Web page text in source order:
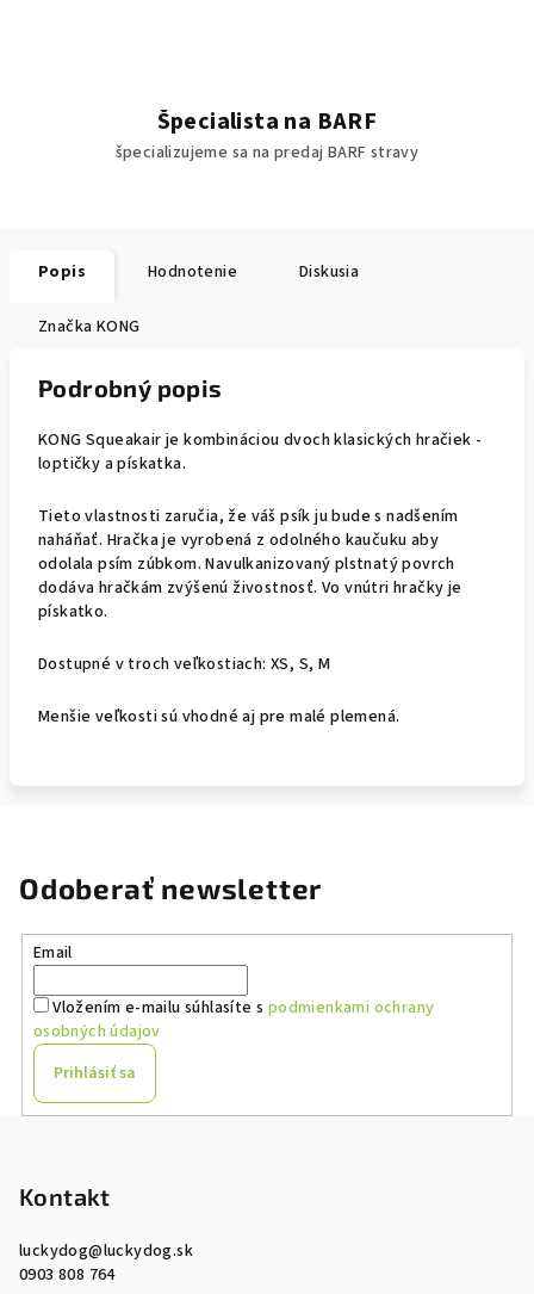
Špecialista na BARF
špecializujeme sa na predaj BARF stravy
Popis Hodnotenie Diskusia
Značka KONG
Podrobný popis
KONG Squeakair je kombináciou dvoch klasických hračiek -
loptičky a pískatka.
Tieto vlastnosti zaručia, že váš psík ju bude s nadšením
naháňať. Hračka je vyrobená z odolného kaučuku aby
odolala psím zúbkom. Navulkanizovaný plstnatý povrch
dodáva hračkám zvýšenú živostnosť. Vo vnútri hračky je
pískatko.
Dostupné v troch veľkostiach: XS, S, M
Menšie veľkosti sú vhodné aj pre malé plemená.
Odoberať newsletter
Email
Vložením e-mailu súhlasíte s podmienkami ochrany
osobných údajov
Prihlásiť sa
Kontakt
luckydog@luckydog.sk
0903 808 764